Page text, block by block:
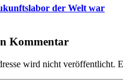
der Welt war
Kommentar
wird nicht veröffentlicht.